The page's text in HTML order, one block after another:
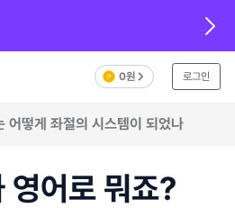
0원 로그인
어떻게 좌절의 시스템이 되었나
영어로 뭐죠?